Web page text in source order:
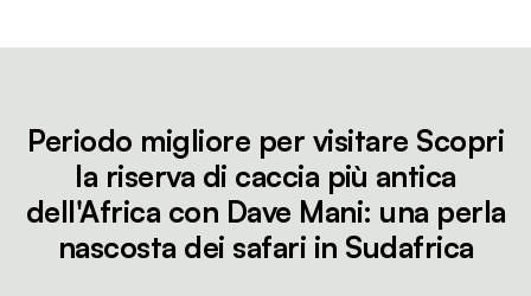
Periodo migliore per visitare Scopri
la riserva di caccia più antica
dell'Africa con Dave Mani: una perla
nascosta dei safari in Sudafrica